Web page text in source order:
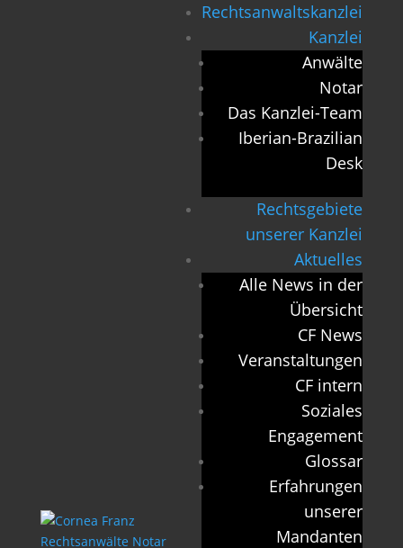
Rechtsanwaltskanzlei
Kanzlei
Anwälte
Notar
Das Kanzlei-Team
Iberian-Brazilian
Desk
Rechtsgebiete
unserer Kanzlei
Aktuelles
Alle News in der
Übersicht
CF News
Veranstaltungen
CF intern
Soziales
Engagement
Glossar
Erfahrungen
unserer
Mandanten